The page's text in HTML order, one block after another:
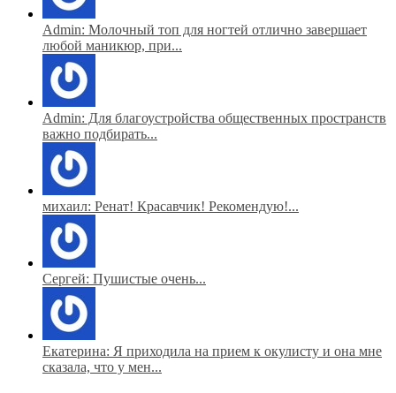
Admin: Молочный топ для ногтей отлично завершает
любой маникюр, при...
Admin: Для благоустройства общественных пространств
важно подбирать...
михаил: Ренат! Красавчик! Рекомендую!...
Сергей: Пушистые очень...
Екатерина: Я приходила на прием к окулисту и она мне
сказала, что у мен...